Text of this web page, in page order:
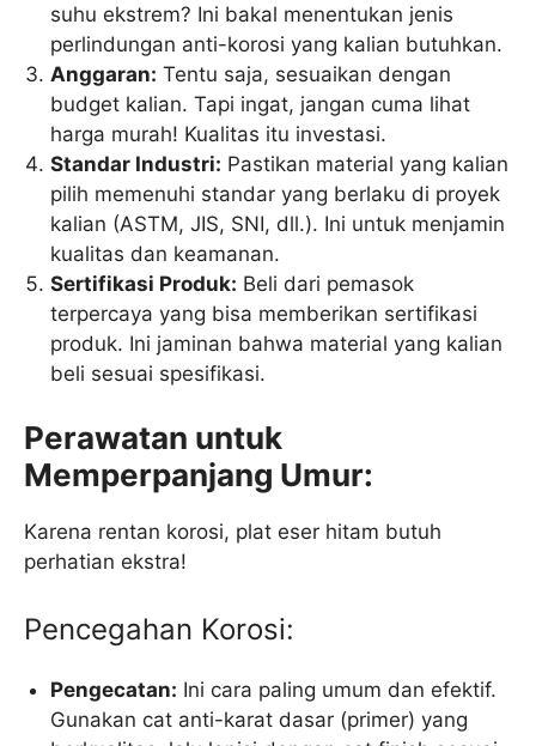
suhu ekstrem? Ini bakal menentukan jenis
perlindungan anti-korosi yang kalian butuhkan.
Anggaran: Tentu saja, sesuaikan dengan
budget kalian. Tapi ingat, jangan cuma lihat
harga murah! Kualitas itu investasi.
Standar Industri: Pastikan material yang kalian
pilih memenuhi standar yang berlaku di proyek
kalian (ASTM, JIS, SNI, dll.). Ini untuk menjamin
kualitas dan keamanan.
Sertifikasi Produk: Beli dari pemasok
terpercaya yang bisa memberikan sertifikasi
produk. Ini jaminan bahwa material yang kalian
beli sesuai spesifikasi.
Perawatan untuk
Memperpanjang Umur:
Karena rentan korosi, plat eser hitam butuh
perhatian ekstra!
Pencegahan Korosi:
Pengecatan: Ini cara paling umum dan efektif.
Gunakan cat anti-karat dasar (primer) yang